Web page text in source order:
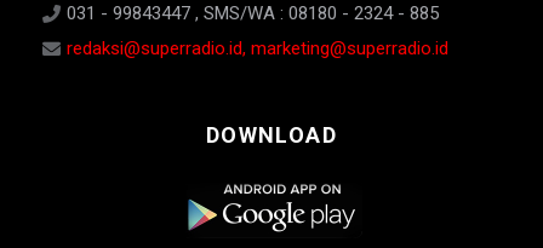
031 - 99843447 , SMS/WA : 08180 - 2324 - 885
redaksi@superradio.id, marketing@superradio.id
DOWNLOAD